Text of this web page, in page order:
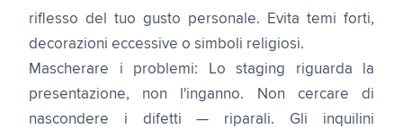
riflesso del tuo gusto personale. Evita temi forti,
decorazioni eccessive o simboli religiosi.
Mascherare i problemi: Lo staging riguarda la
presentazione, non l'inganno. Non cercare di
nascondere i difetti — riparali. Gli inquilini